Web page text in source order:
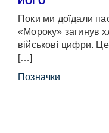
Поки ми доїдали
«Мороку» загинув
військові цифри.
[…]
Позначки